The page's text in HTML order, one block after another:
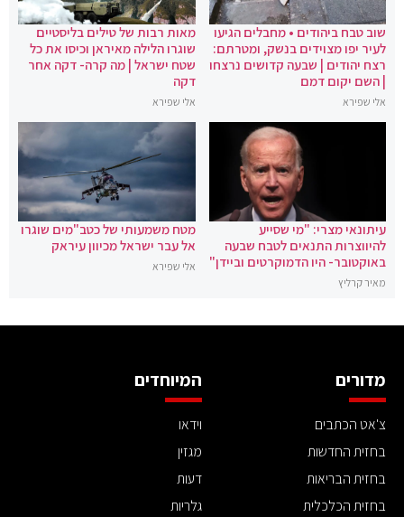
שוב טבח ביהודים • מחבלים הגיעו
לעיר יפו מצוידים בנשק, ומטרתם:
רצח יהודים | שבעה קדושים נרצחו
| השם יקום דמם
אלי שפירא
מאות רבות של טילים בליסטיים
שוגרו הלילה מאיראן וכיסו את כל
שטח ישראל | מה קרה- דקה אחר
דקה
אלי שפירא
עיתונאי מצרי: "מי שסייע
להיווצרות התנאים לטבח שבעה
באוקטובר- היו הדמוקרטים וביידן"
מאיר קרליץ
מטח משמעותי של כטב"מים שוגרו
אל עבר ישראל מכיוון עיראק
אלי שפירא
מדורים
צ'אט הכתבים
בחזית החדשות
בחזית הבריאות
בחזית הכלכלית
המיוחדים
וידאו
מגזין
דעות
גלריות